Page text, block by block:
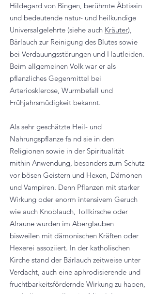
Hildegard von Bingen, berühmte Äbtissin
und bedeutende natur- und heilkundige
Universalgelehrte (siehe auch Kräuter),
Bärlauch zur Reinigung des Blutes sowie
bei Verdauungsstörungen und Hautleiden.
Beim allgemeinen Volk war er als
pflanzliches Gegenmittel bei
Arteriosklerose, Wurmbefall und
Frühjahrsmüdigkeit bekannt.
Als sehr geschätzte Heil- und
Nahrungspflanze fa nd sie in den
Religionen sowie in der Spiritualität
mithin Anwendung, besonders zum Schutz
vor bösen Geistern und Hexen, Dämonen
und Vampiren. Denn Pflanzen mit starker
Wirkung oder enorm intensivem Geruch
wie auch Knoblauch, Tollkirsche oder
Alraune wurden im Aberglauben
bisweilen mit dämonischen Kräften oder
Hexerei assoziiert. In der katholischen
Kirche stand der Bärlauch zeitweise unter
Verdacht, auch eine aphrodisierende und
fruchtbarkeitsfördernde Wirkung zu haben,